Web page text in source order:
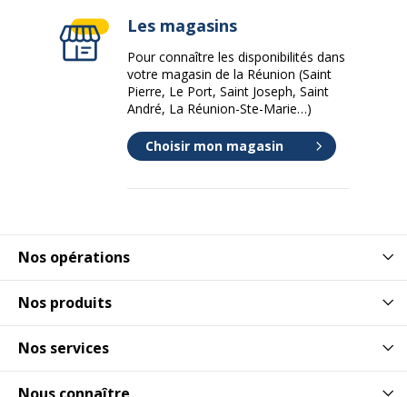
Profondeur 9 cm
Données logistiques
Données logistiques
Quantité emballée 1
Nos opérations
Nos produits
Nos services
Les magasins
Pour connaître les disponibilités dans
votre magasin de la Réunion (Saint
Pierre, Le Port, Saint Joseph, Saint
André, La Réunion-Ste-Marie…)
Choisir mon magasin